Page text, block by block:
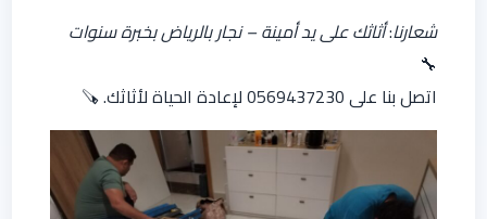
شعارنا:أثاثك على يد أمينة – نجار بالرياض بخبرة سنوات
🔧
اتصل بنا على 0569437230 لإعادة الحياة لأثاثك. 🪚